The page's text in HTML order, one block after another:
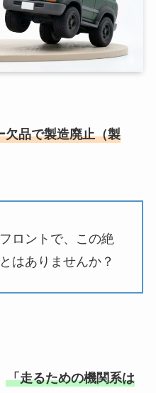
欠品で製造廃止（製
ロントで、この絶
はありませんか？
「走るための機関系は